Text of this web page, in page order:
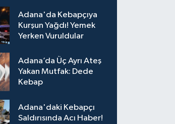
Adana'da Kebapçıya
Kurşun Yağdı! Yemek
Yerken Vuruldular
Adana’da Üç Ayrı Ateş
Yakan Mutfak: Dede
Kebap
Adana'daki Kebapçı
Saldırısında Acı Haber!